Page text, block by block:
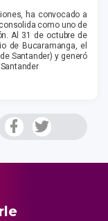
ha convocado a
como uno de
Al 31 de octubre de
de Bucaramanga, el
Santander) y generó